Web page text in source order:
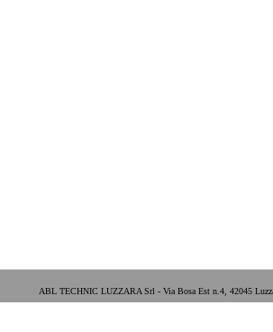
ABL TECHNIC LUZZARA Srl - Via Bosa Est n.4, 42045